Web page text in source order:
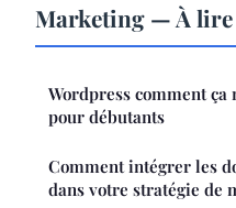
Marketing — À lire
Wordpress comment
pour débutants
Comment intégrer les
dans votre stratégie de